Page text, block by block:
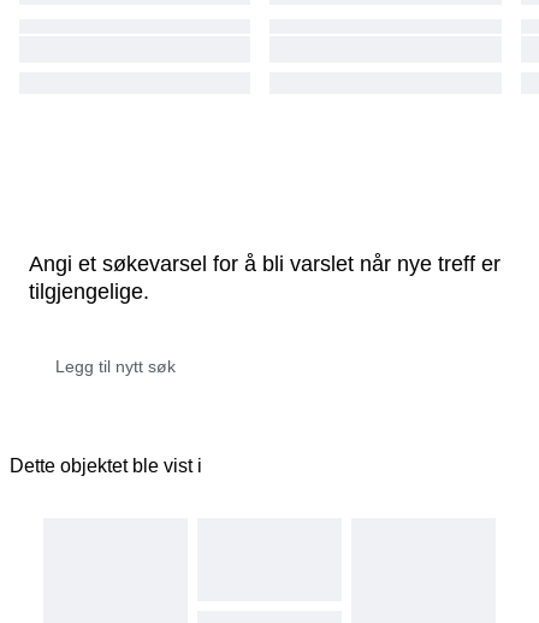
Angi et søkevarsel for å bli varslet når nye treff er
tilgjengelige.
Dette objektet ble vist i